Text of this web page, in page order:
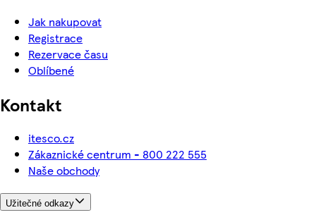
Jak nakupovat
Registrace
Rezervace času
Oblíbené
Kontakt
itesco.cz
Zákaznické centrum - 800 222 555
Naše obchody
Užitečné odkazy